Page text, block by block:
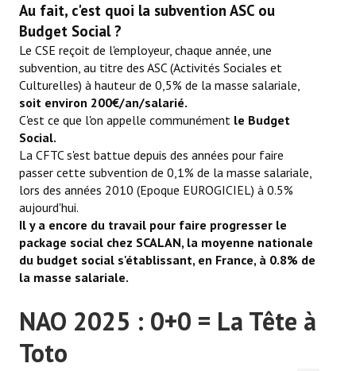
Au fait, c'est quoi la subvention ASC ou
Budget Social ?
Le CSE reçoit de l'employeur, chaque année, une
subvention, au titre des ASC (Activités Sociales et
Culturelles) à hauteur de 0,5% de la masse salariale,
soit environ 200€/an/salarié.
C'est ce que l'on appelle communément le Budget
Social.
La CFTC s'est battue depuis des années pour faire
passer cette subvention de 0,1% de la masse salariale,
lors des années 2010 (Epoque EUROGICIEL) à 0.5%
aujourd'hui.
Il y a encore du travail pour faire progresser le
package social chez SCALAN, la moyenne nationale
du budget social s'établissant, en France, à 0.8% de
la masse salariale.
NAO 2025 : 0+0 = La Tête à
Toto